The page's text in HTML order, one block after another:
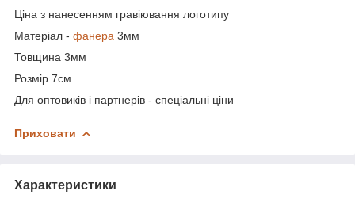
Ціна з нанесенням гравіювання логотипу
Матеріал - фанера 3мм
Товщина 3мм
Розмір 7см
Для оптовиків і партнерів - спеціальні ціни
Приховати
Характеристики